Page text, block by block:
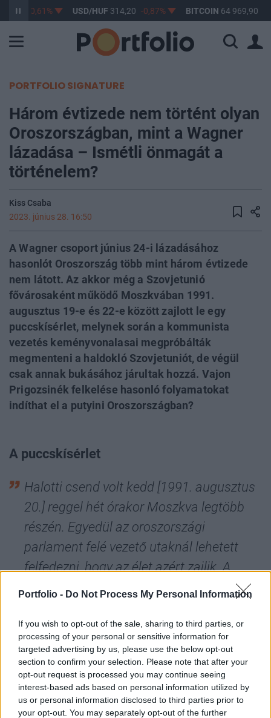
Portfolio - Do Not Process My Personal Information
If you wish to opt-out of the sale, sharing to third parties, or
processing of your personal or sensitive information for
targeted advertising by us, please use the below opt-out
section to confirm your selection. Please note that after your
opt-out request is processed you may continue seeing
interest-based ads based on personal information utilized by
us or personal information disclosed to third parties prior to
your opt-out. You may separately opt-out of the further
-0,61% USD/HUF314,20 -0,87% BITCOIN64 969,90
PORTFOLIO SIGNATURE
Három évtizede nem történt olyan
Oroszországban, mint a Wagner
lázadása – Ismétli önmagát a
történelem?
Kiss Csaba
2023. június 28. 16:50
A Wagner csoport június 24-i lázadásához
hasonlót Oroszország több mint három évtizede
nem látott. Az akkor még a Szovjetunió
fővárosaként működő Moszkvában 1991.
augusztus 19-e és 22-e között zajlott le egy
puccskísérlet, melynek során a kommunista
vezetés keményvonalasai megpróbálták
megmenteni a haldokló Szovjetuniót, de végül
csak annak bukásához járultak hozzá. Vajon
Prigozsinék felkelése hasonló folyamatokat
indíthat el a putyini Oroszországban?
A puccskísérlet
Halotti csend volt kedd [1991. augusztus
20.] reggel hét órakor Moszkva legtöbb
részén. Egyedül az oroszországi
parlament felé vezető utaknál lehetett
felfedezni, hogy az élet azért zajlik. A
parlamenthez vezető összes utat és hidat
ezer moszkvai védi
– olvasható az MTI tudósítása, amelyet az
augusztus 20-i ünnepnapot követően 1991.
augusztus 21-én közöltek a magyar napilapok. A
moszkvai események Magyarországon is címlapra